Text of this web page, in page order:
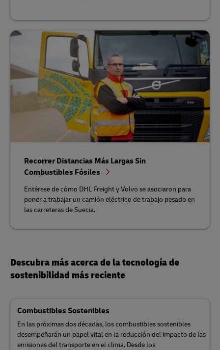
Recorrer Distancias Más Largas Sin
Combustibles Fósiles
Entérese de cómo DHL Freight y Volvo se asociaron para
poner a trabajar un camión eléctrico de trabajo pesado en
las carreteras de Suecia.
Descubra más acerca de la tecnología de
sostenibilidad más reciente
Combustibles Sostenibles
En las próximas dos décadas, los combustibles sostenibles
desempeñarán un papel vital en la reducción del impacto de las
emisiones del transporte en el clima. Desde los